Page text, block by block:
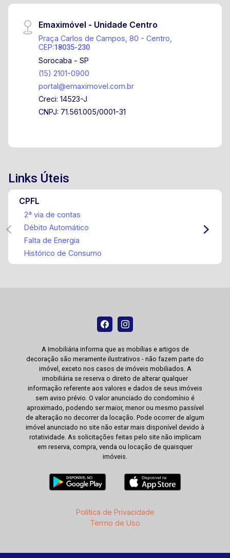
Emaximóvel - Unidade Centro
Praça Carlos de Campos, 80 - Centro,
CEP:18035-230
Sorocaba - SP
(15) 2101-0900
portal@emaximovel.com.br
Creci: 14523-J
CNPJ: 71.561.005/0001-31
Links Úteis
CPFL
2ª via de contas
Débito Automático
Falta de Energia
Histórico de Consumo
A Imobiliária informa que as mobílias e artigos de
decoração são meramente ilustrativos - não fazem parte do
imóvel, exceto nos casos de imóveis mobiliados. A
imobiliária se reserva o direito de alterar qualquer
informação referente aos valores e dados de seus imóveis
sem aviso prévio. O valor anunciado do condomínio é
aproximado, podendo ser maior, menor ou mesmo passível
de alteração no decorrer da locação. Pode ocorrer de algum
imóvel anunciado no site não estar mais disponível devido à
rotatividade. As solicitações feitas pelo site não implicam
em reserva, compra, venda ou locação de quaisquer
imóveis.
Política de Privacidade
Termo de Uso